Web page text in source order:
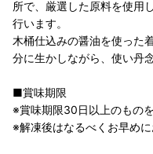
所で、厳選した原料を使用
行います。
木桶仕込みの醤油を使った
分に生かしながら、使い丹
■賞味期限
※賞味期限30日以上のもの
※解凍後はなるべくお早め